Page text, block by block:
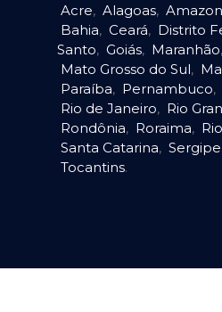
Acre, Alagoas,
Bahia, Ceará, Distrito
Santo, Goiás, Maranhão,
Mato Grosso do Sul,
Paraíba, Pernambuco,
Rio de Janeiro, Rio
Rondônia, Roraima,
Santa Catarina, Sergipe
Tocantins.